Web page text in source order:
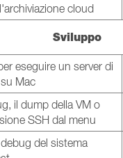
cloud
Sviluppo
eseguire un server di
Mac
il dump della VM o
SSH dal menu
del sistema